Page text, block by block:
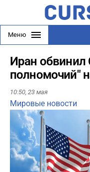
Меню
Иран
полномочий"
10:50, 23 мая
Мировые новости